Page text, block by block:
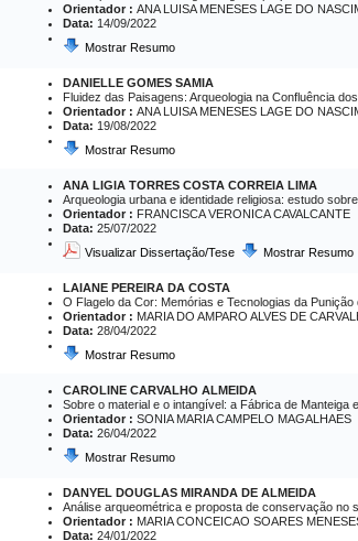
Orientador : ANA LUISA MENESES LAGE DO
Data: 14/09/2022
Mostrar Resumo
DANIELLE GOMES SAMIA
Fluidez das Paisagens: Arqueologia na Confluência
Orientador : ANA LUISA MENESES LAGE DO
Data: 19/08/2022
Mostrar Resumo
ANA LIGIA TORRES COSTA CORREIA LIMA
Arqueologia urbana e identidade religiosa: estudo
Orientador : FRANCISCA VERONICA CAVALCANTE
Data: 25/07/2022
Visualizar Dissertação/Tese
Mostrar Resumo
LAIANE PEREIRA DA COSTA
O Flagelo da Cor: Memórias e Tecnologias da
Orientador : MARIA DO AMPARO ALVES DE
Data: 28/04/2022
Mostrar Resumo
CAROLINE CARVALHO ALMEIDA
Sobre o material e o intangível: a Fábrica de Manteiga
Orientador : SONIA MARIA CAMPELO MAGALHAES
Data: 26/04/2022
Mostrar Resumo
DANYEL DOUGLAS MIRANDA DE ALMEIDA
Análise arqueométrica e proposta de conservação no
Orientador : MARIA CONCEICAO SOARES
Data: 24/01/2022